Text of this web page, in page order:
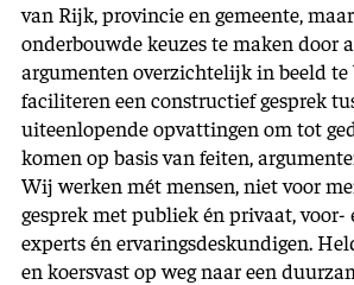
van Rijk, provincie en gemeente,
onderbouwde keuzes te maken door
argumenten overzichtelijk in beeld te
faciliteren een constructief gesprek
uiteenlopende opvattingen om tot
komen op basis van feiten,
Wij werken mét mensen, niet voor
gesprek met publiek én privaat, voor-
experts én ervaringsdeskundigen.
en koersvast op weg naar een